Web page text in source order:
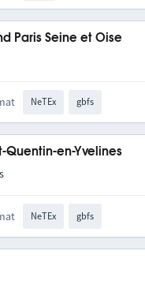
Paris Seine et Oise
NeTEx gbfs
Quentin-en-Yvelines
NeTEx gbfs